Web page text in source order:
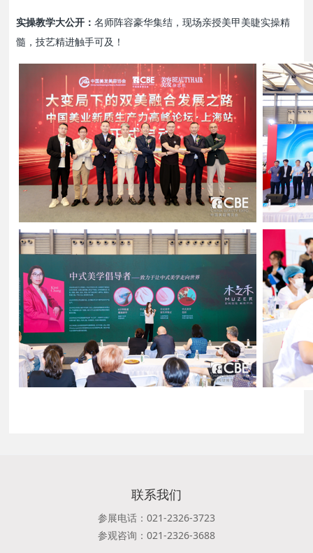
实操教学大公开：名师阵容豪华集结，现场亲授美甲美睫实操精
髓，技艺精进触手可及！
联系我们
参展电话：021-2326-3723
参观咨询：021-2326-3688